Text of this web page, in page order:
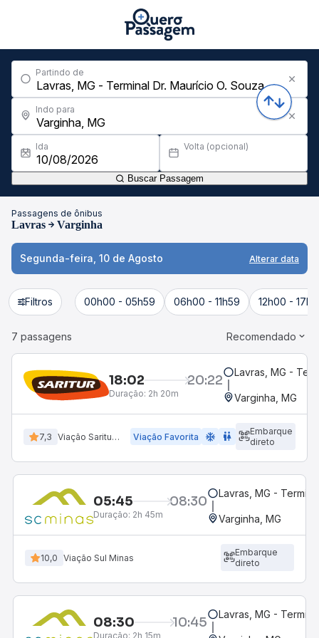
Partindo de
Indo para
Ida Volta (opcional)
Buscar Passagem
Passagens de ônibus
Lavras Varginha
Segunda-feira, 10 de Agosto Alterar data
Filtros 00h00 - 05h59 06h00 - 11h59 12h00 -
7 passagens Recomendado
18:02 20:22
Duração: 2h 20m
Lavras, MG -
Varginha, MG
7,3 Viação Saritur SR Viação Favorita ac_unit wc
Embarque
direto
05:45 08:30
Duração: 2h 45m
Lavras, MG -
Varginha, MG
10,0 Viação Sul Minas
Embarque
direto
08:30 10:45
Duração: 2h 15m
Lavras, MG -